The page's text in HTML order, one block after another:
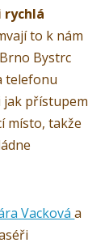
rychlá
to k nám
Bystrc
telefonu
jak přístupem
místo, takže
Vackováa